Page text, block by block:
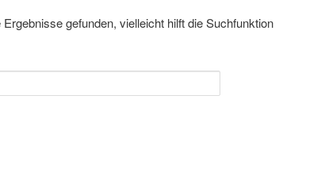
gefunden, vielleicht hilft die Suchfunktion